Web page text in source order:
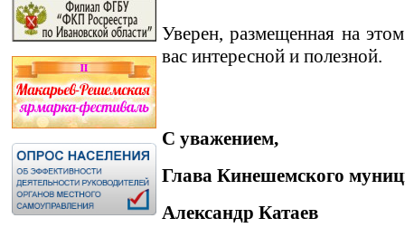
Уверен, размещенная на
вас интересной и полезной.
С уважением,
Глава Кинешемского
Александр Катаев